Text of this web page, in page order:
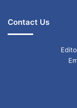
Contact Us